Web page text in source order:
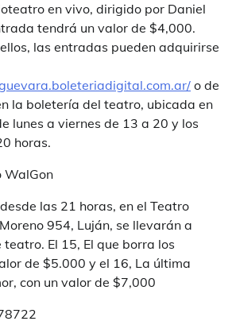
en vivo, dirigido por Daniel
tendrá un valor de $4,000.
las entradas pueden adquirirse
o de
la boletería del teatro, ubicada en
lunes a viernes de 13 a 20 y los
horas.
WalGon
las 21 horas, en el Teatro
954, Luján, se llevarán a
El 15, El que borra los
de $5.000 y el 16, La última
con un valor de $7,000